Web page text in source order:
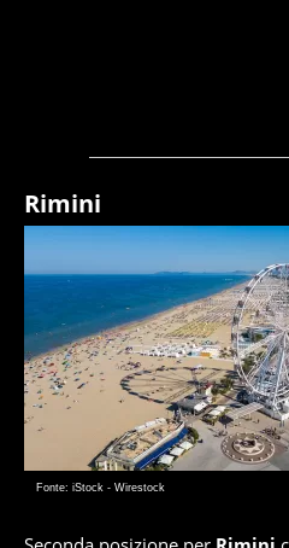
Rimini
Fonte: iStock - Wirestock